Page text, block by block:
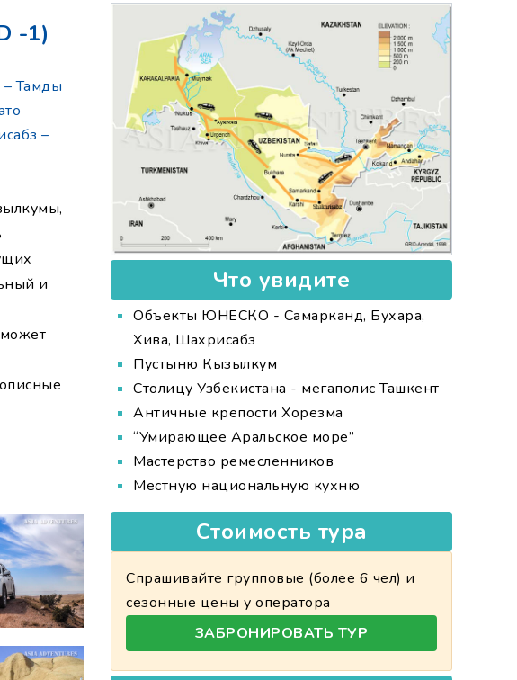
-1)
– Тамды
–
и
Что увидите
Объекты ЮНЕСКО - Самарканд, Бухара,
Хива, Шахрисабз
Пустыню Кызылкум
Столицу Узбекистана - мегаполис Ташкент
Античные крепости Хорезма
“Умирающее Аральское море”
Мастерство ремесленников
Местную национальную кухню
Стоимость тура
Спрашивайте групповые (более 6 чел) и
сезонные цены у оператора
ЗАБРОНИРОВАТЬ ТУР